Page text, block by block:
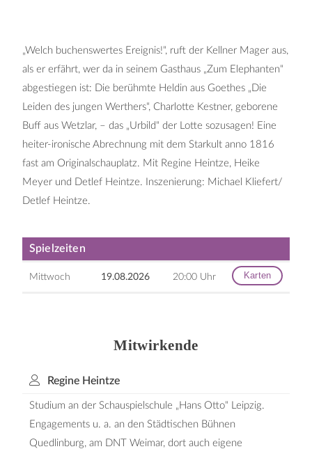
„Welch buchenswertes Ereignis!“, ruft der Kellner Mager aus,
als er erfährt, wer da in seinem Gasthaus „Zum Elephanten“
abgestiegen ist: Die berühmte Heldin aus Goethes „Die
Leiden des jungen Werthers“, Charlotte Kestner, geborene
Buff aus Wetzlar, – das „Urbild“ der Lotte sozusagen! Eine
heiter-ironische Abrechnung mit dem Starkult anno 1816
fast am Originalschauplatz. Mit Regine Heintze, Heike
Meyer und Detlef Heintze. Inszenierung: Michael Kliefert/
Detlef Heintze.
Spielzeiten
Mittwoch 19.08.2026 20:00 Uhr Karten
Mitwirkende
Regine Heintze
Studium an der Schauspielschule „Hans Otto“ Leipzig.
Engagements u. a. an den Städtischen Bühnen
Quedlinburg, am DNT Weimar, dort auch eigene